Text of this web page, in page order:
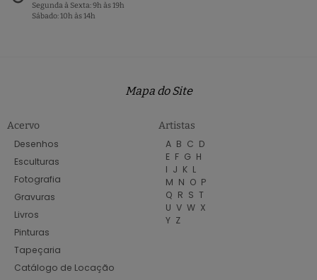
Segunda à Sexta: 9h às 19h
Sábado: 10h às 14h
Mapa do Site
Acervo
Desenhos
Esculturas
Fotografia
Gravuras
Livros
Pinturas
Tapeçaria
Catálogo de Locação
Artistas
A B C D
E F G H
I J K L
M N O P
Q R S T
U V W X
Y Z